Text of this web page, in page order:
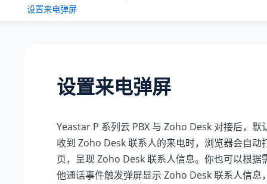
设置来电弹屏
设置来电弹屏
Yeastar P 系列云 PBX 与 Zoho Desk 对接后，默
收到 Zoho Desk 联系人的来电时，浏览器会自动
页，呈现 Zoho Desk 联系人信息。你也可以根据
他通话事件触发弹屏显示 Zoho Desk 联系人信息